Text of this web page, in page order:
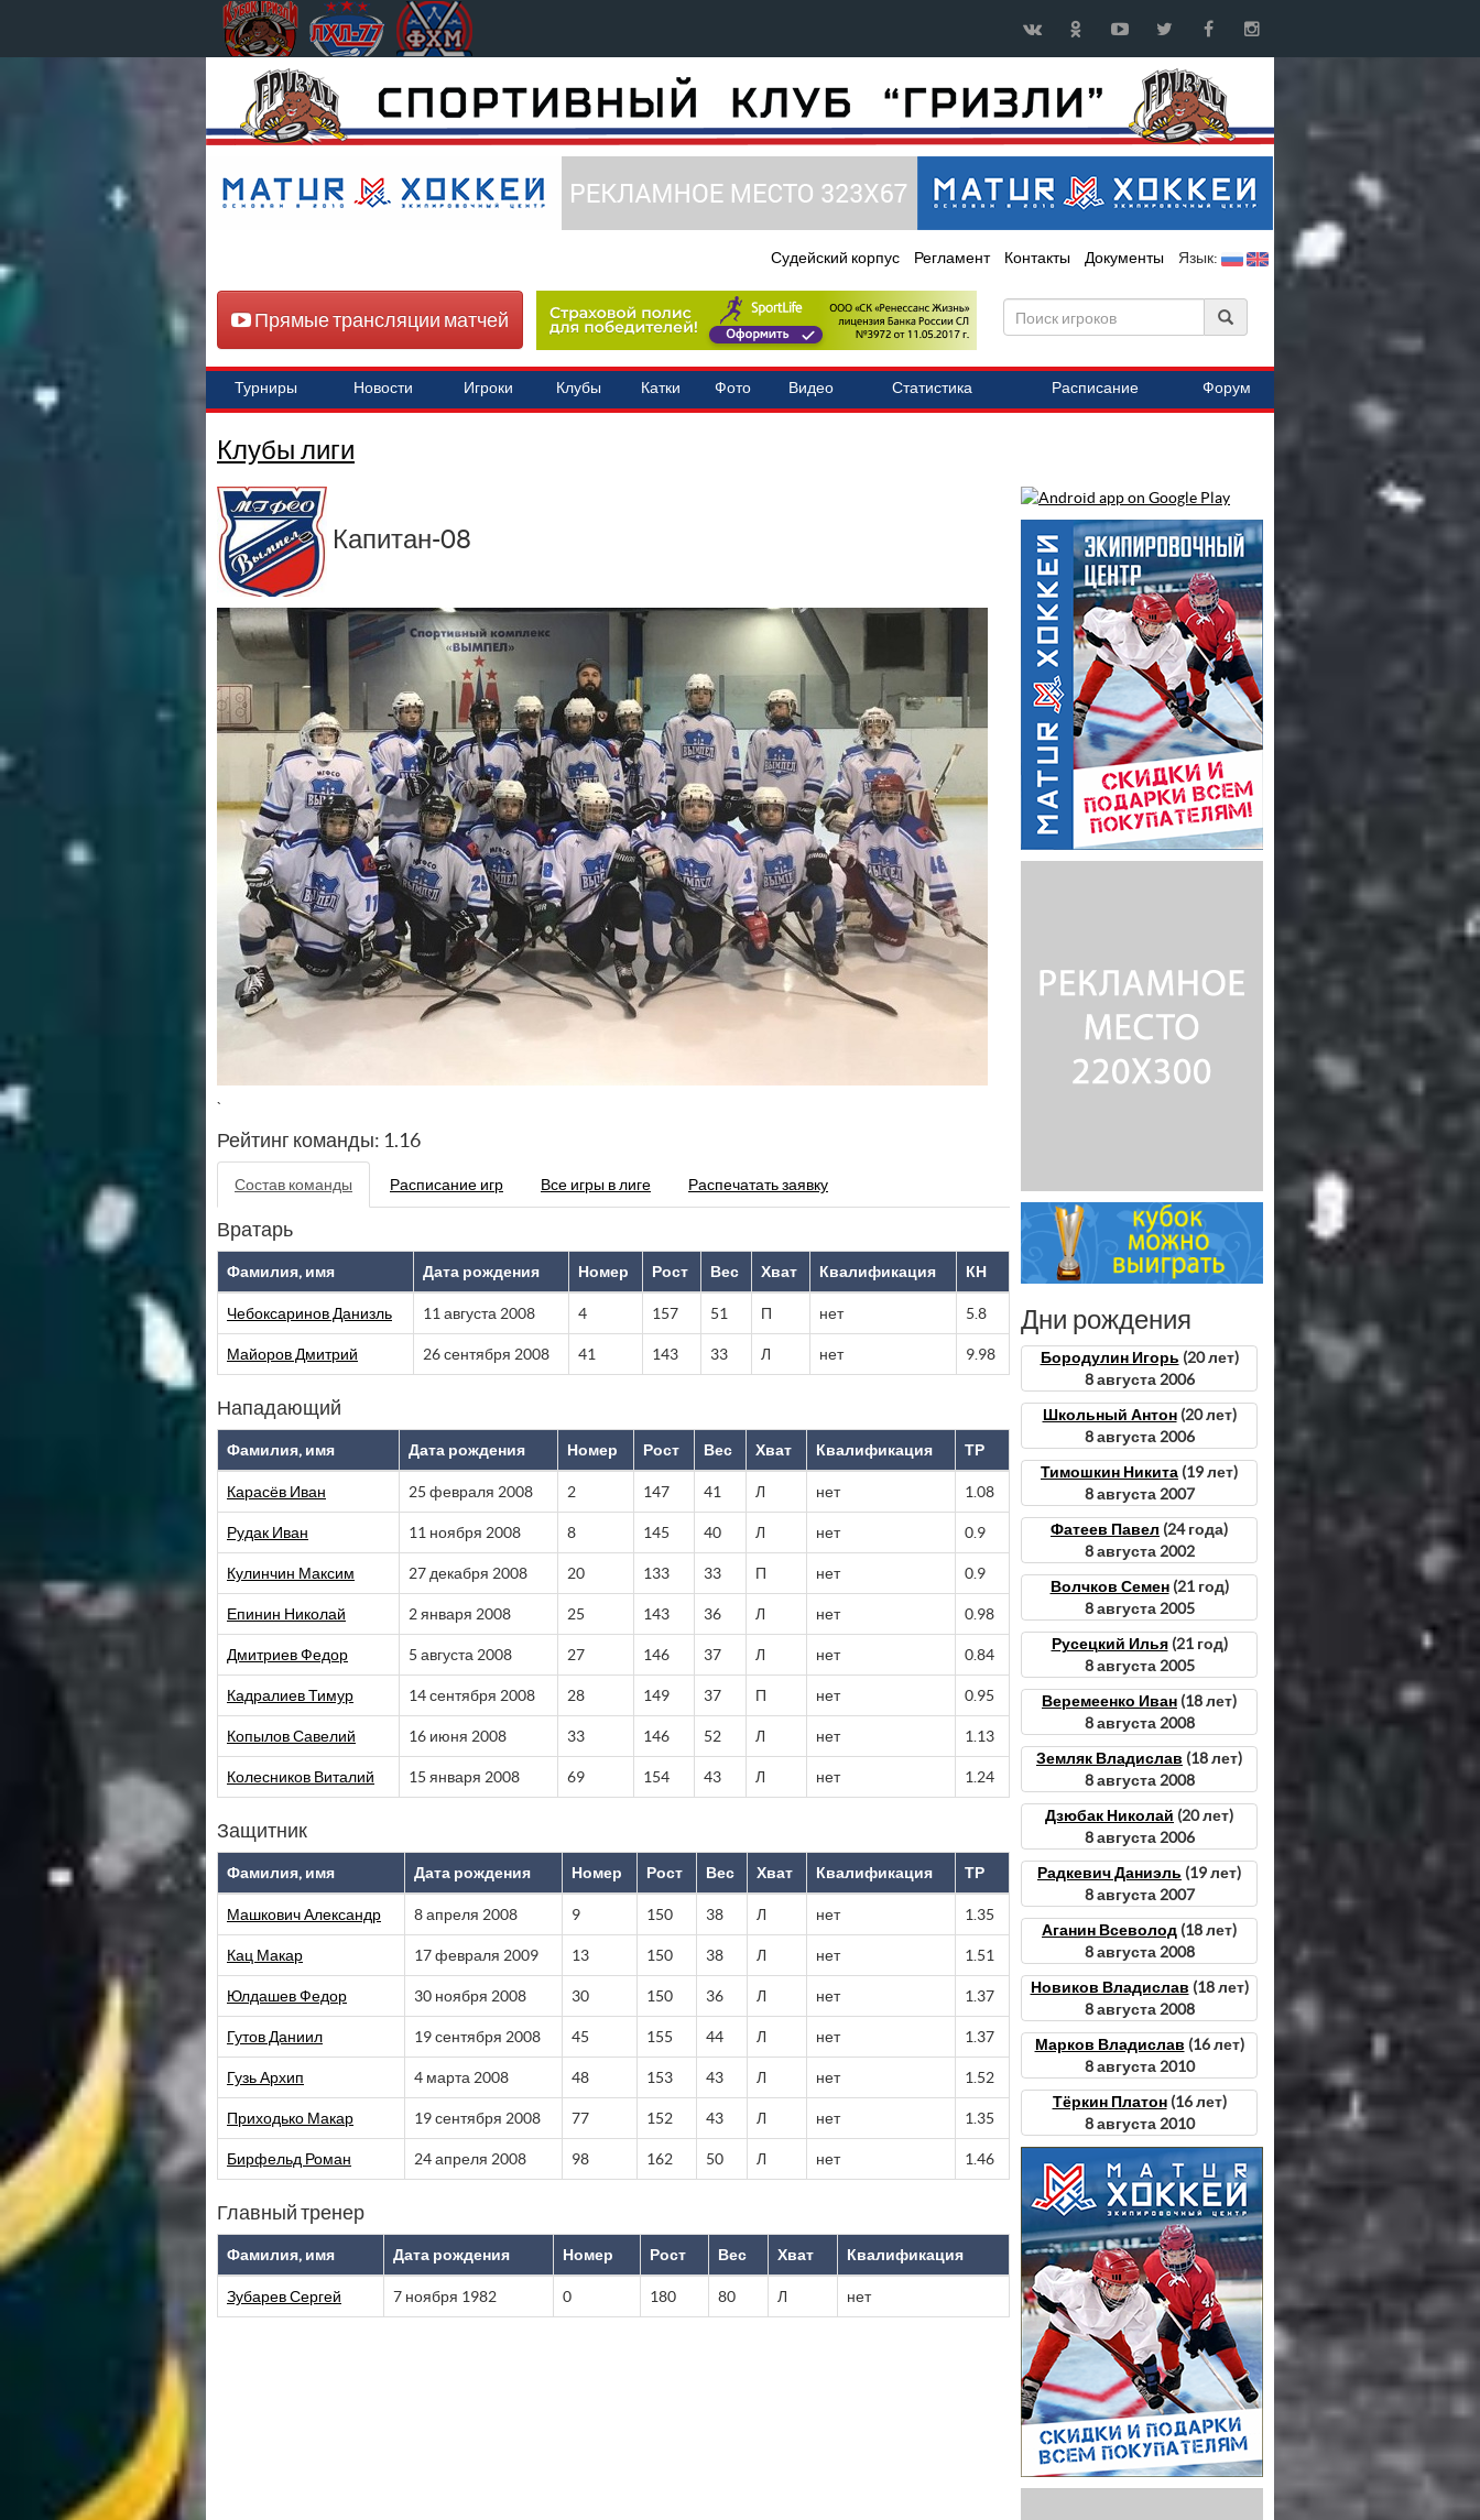
Судейский корпус Регламент Контакты Документы Язык:
Прямые трансляции матчей
Турниры Новости Игроки Клубы Катки Фото Видео Статистика Расписание Форум
Клубы лиги
Капитан-08
`
Рейтинг команды: 1.16
Состав команды Расписание игр Все игры в лиге Распечатать заявку
Вратарь
Фамилия, имя Дата рождения Номер Рост Вес Хват Квалификация КН
Чебоксаринов Данизль 11 августа 2008 4 157 51 П нет 5.8
Майоров Дмитрий 26 сентября 2008 41 143 33 Л нет 9.98
Нападающий
Фамилия, имя Дата рождения Номер Рост Вес Хват Квалификация ТР
Карасёв Иван 25 февраля 2008 2 147 41 Л нет 1.08
Рудак Иван 11 ноября 2008 8 145 40 Л нет 0.9
Кулинчин Максим 27 декабря 2008 20 133 33 П нет 0.9
Епинин Николай 2 января 2008 25 143 36 Л нет 0.98
Дмитриев Федор 5 августа 2008 27 146 37 Л нет 0.84
Кадралиев Тимур 14 сентября 2008 28 149 37 П нет 0.95
Копылов Савелий 16 июня 2008 33 146 52 Л нет 1.13
Колесников Виталий 15 января 2008 69 154 43 Л нет 1.24
Защитник
Фамилия, имя Дата рождения Номер Рост Вес Хват Квалификация ТР
Машкович Александр 8 апреля 2008 9 150 38 Л нет 1.35
Кац Макар 17 февраля 2009 13 150 38 Л нет 1.51
Юлдашев Федор 30 ноября 2008 30 150 36 Л нет 1.37
Гутов Даниил 19 сентября 2008 45 155 44 Л нет 1.37
Гузь Архип 4 марта 2008 48 153 43 Л нет 1.52
Приходько Макар 19 сентября 2008 77 152 43 Л нет 1.35
Бирфельд Роман 24 апреля 2008 98 162 50 Л нет 1.46
Главный тренер
Фамилия, имя Дата рождения Номер Рост Вес Хват Квалификация
Зубарев Сергей 7 ноября 1982 0 180 80 Л нет
Дни рождения
Бородулин Игорь (20 лет)
8 августа 2006
Школьный Антон(20 лет)
8 августа 2006
Тимошкин Никита (19 лет)
8 августа 2007
Фатеев Павел (24 года)
8 августа 2002
Волчков Семен(21 год)
8 августа 2005
Русецкий Илья(21 год)
8 августа 2005
Веремеенко Иван (18 лет)
8 августа 2008
Земляк Владислав (18 лет)
8 августа 2008
Дзюбак Николай (20 лет)
8 августа 2006
Радкевич Даниэль (19 лет)
8 августа 2007
Аганин Всеволод (18 лет)
8 августа 2008
Новиков Владислав (18 лет)
8 августа 2008
Марков Владислав (16 лет)
8 августа 2010
Тёркин Платон(16 лет)
8 августа 2010